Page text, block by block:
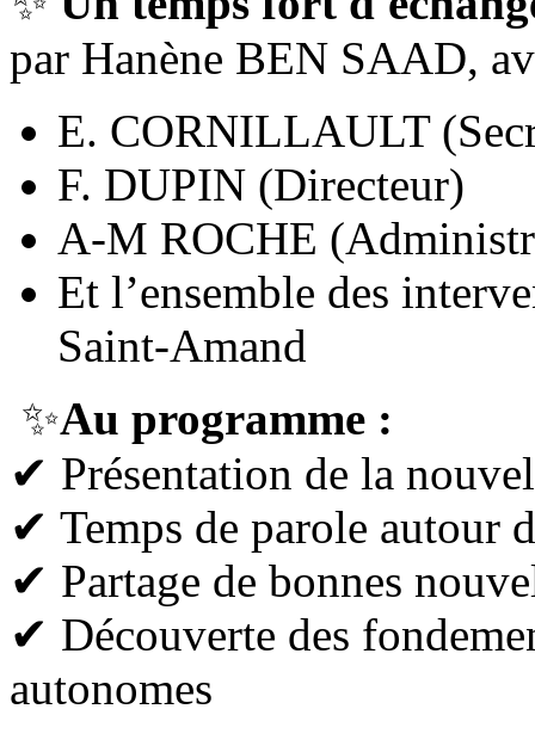
par Hanène BEN SAAD,
E. CORNILLAULT
F. DUPIN (Directeur)
A-M ROCHE
Et l’ensemble des
Saint-Amand
✨Au programme :
✔ Présentation de la
✔ Temps de parole autour
✔ Partage de bonnes
✔ Découverte des
autonomes